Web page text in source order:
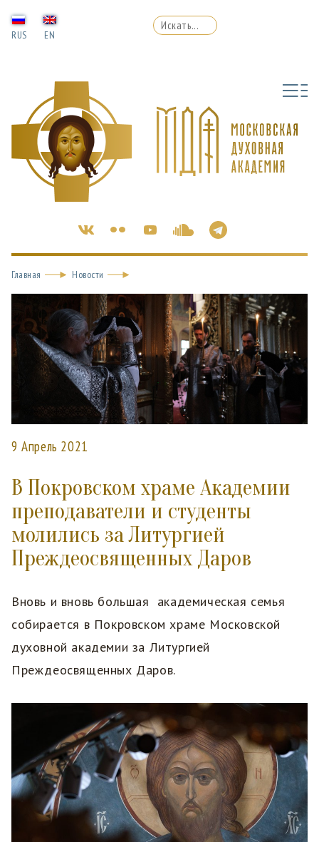
RUS EN
Главная Новости
9 Апрель 2021
В Покровском храме Академии
преподаватели и студенты
молились за Литургией
Преждеосвященных Даров
Вновь и вновь большая академическая семья
собирается в Покровском храме Московской
духовной академии за Литургией
Преждеосвященных Даров.